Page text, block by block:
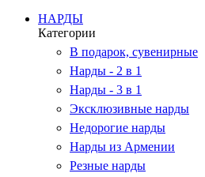
НАРДЫ
Категории
В подарок, сувенирные
Нарды - 2 в 1
Нарды - 3 в 1
Эксклюзивные нарды
Недорогие нарды
Нарды из Армении
Резные нарды